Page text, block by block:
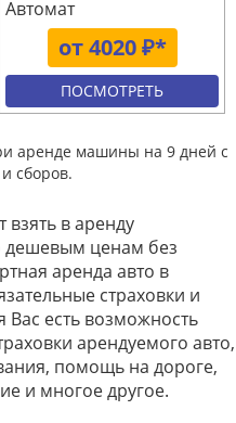
от 4020 ₽*
Автомат
ПОСМОТРЕТЬ
аренде машины на 9 дней с
сборов.
взять в аренду
дешевым ценам без
аренда авто в
страховки и
Вас есть возможность
арендуемого авто,
помощь на дороге,
и многое другое.